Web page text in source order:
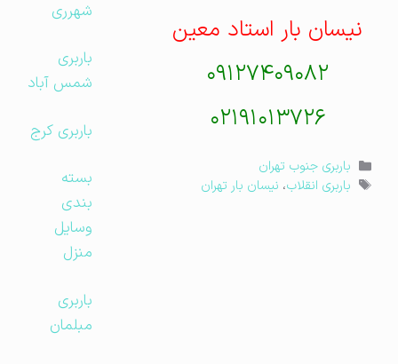
نیسان بار استاد معین
۰۹۱۲۷۴۰۹۰۸۲
۰۲۱۹۱۰۱۳۷۲۶
دسته‌ها
باربری جنوب تهران
برچسب‌ها
باربری انقلاب،نیسان بار تهران
شهرری
باربری
شمس آباد
باربری کرج
بسته
بندی
وسایل
منزل
باربری
مبلمان